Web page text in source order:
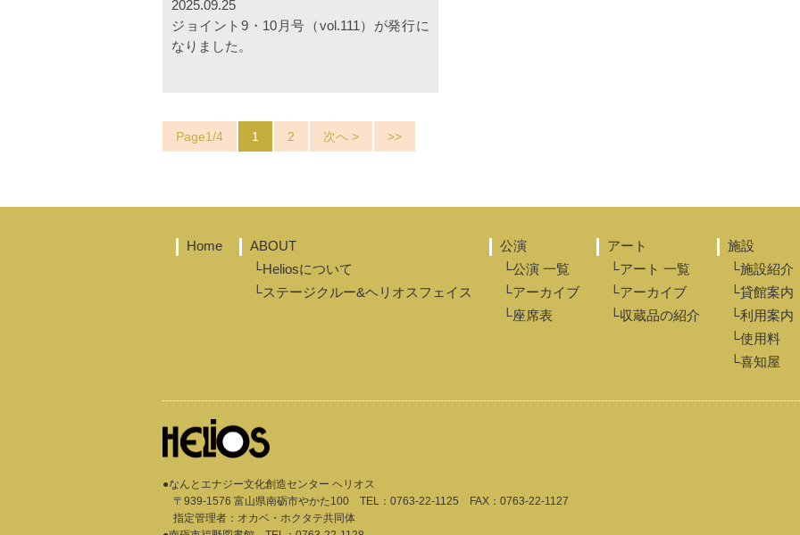
2025.09.25
ジョイント9・10月号（vol.111）が発行に
なりました。
Page1/4 1 2 次へ > >>
Home ABOUT
└Heliosについて
└ステージクルー&ヘリオスフェイス
公演
└公演 一覧
└アーカイブ
└座席表
アート
└アート 一覧
└アーカイブ
└収蔵品の紹介
施設
└施設紹介
└貸館案内
└利用案内
└使用料
└喜知屋
●なんとエナジー文化創造センター ヘリオス
〒939-1576 富山県南砺市やかた100 TEL： 0763-22-1125
FAX：0763-22-1127
指定管理者：オカベ・ホクタテ共同体